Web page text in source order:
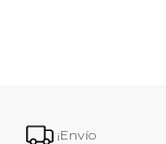
¡Envío